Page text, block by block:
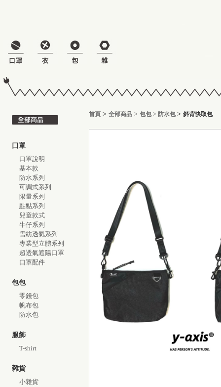
口罩
口罩說明
基本款
防水系列
可調式系列
限量系列
點點系列
兒童款式
牛仔系列
雪紡透氣系列
專業型立體系列
超透氣遮陽口罩
口罩配件
包包
零錢包
帆布包
防水包
服飾
T-shirt
雜貨
小雜貨
首頁 > 全部商品 > 包包 > 防水包 > 斜背快取包